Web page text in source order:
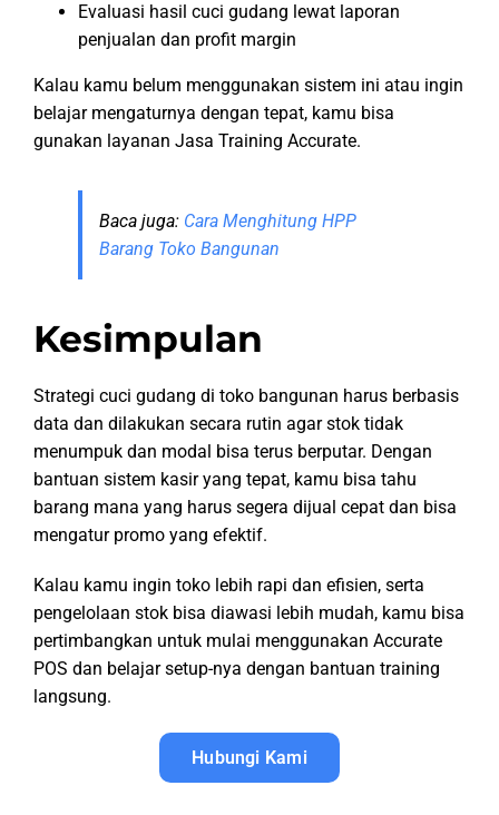
Evaluasi hasil cuci gudang lewat laporan
penjualan dan profit margin
Kalau kamu belum menggunakan sistem ini atau ingin
belajar mengaturnya dengan tepat, kamu bisa
gunakan layanan Jasa Training Accurate.
Baca juga: Cara Menghitung HPP
Barang Toko Bangunan
Kesimpulan
Strategi cuci gudang di toko bangunan harus berbasis
data dan dilakukan secara rutin agar stok tidak
menumpuk dan modal bisa terus berputar. Dengan
bantuan sistem kasir yang tepat, kamu bisa tahu
barang mana yang harus segera dijual cepat dan bisa
mengatur promo yang efektif.
Kalau kamu ingin toko lebih rapi dan efisien, serta
pengelolaan stok bisa diawasi lebih mudah, kamu bisa
pertimbangkan untuk mulai menggunakan Accurate
POS dan belajar setup-nya dengan bantuan training
langsung.
Hubungi Kami